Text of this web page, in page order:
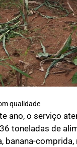
qualidade
ano, o serviço
toneladas de
comprida,